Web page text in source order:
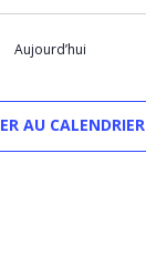
Aujourd’hui
AU CALENDRIER